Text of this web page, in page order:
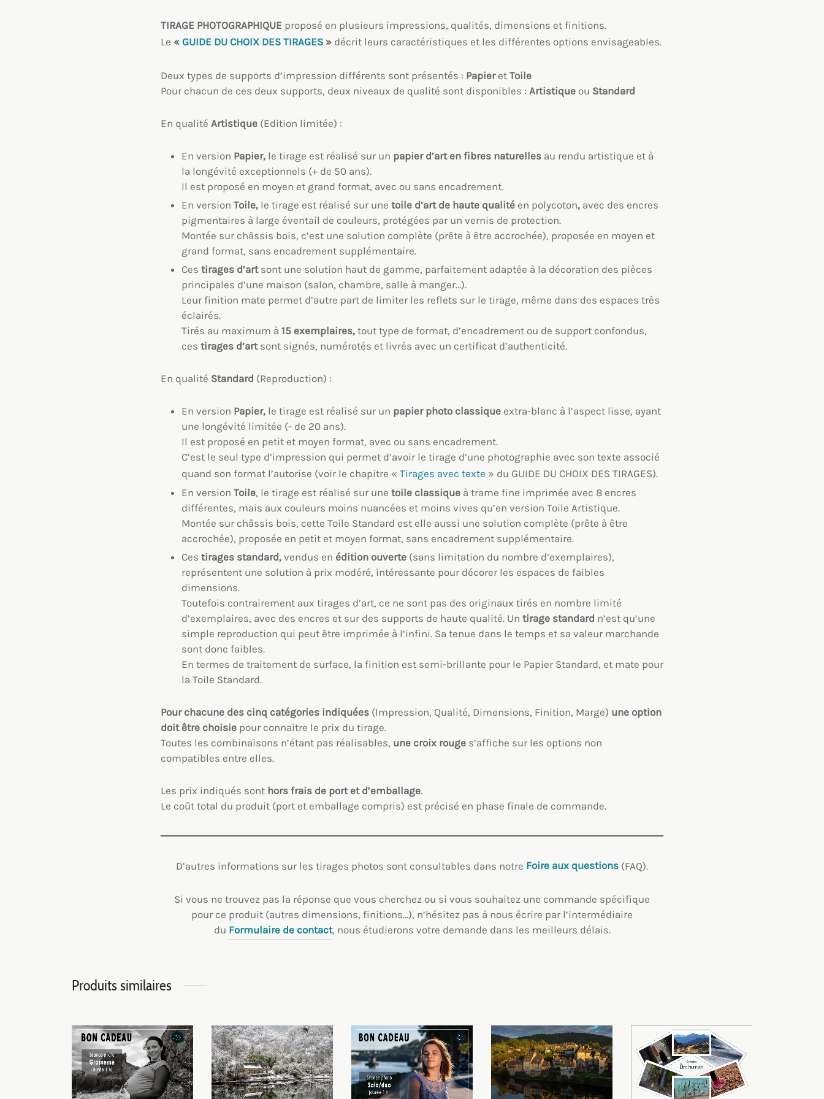
TIRAGE PHOTOGRAPHIQUE proposé en plusieurs impressions, qualités, dimensions et finitions.
Le « GUIDE DU CHOIX DES TIRAGES » décrit leurs caractéristiques et les différentes options envisageables.
Deux types de supports d’impression différents sont présentés : Papieret Toile
Pour chacun de ces deux supports, deux niveaux de qualité sont disponibles : Artistique ou Standard
En qualité Artistique (Edition limitée) :
En version Papier, le tirage est réalisé sur un papier d’art en fibres naturelles au rendu artistique et à
la longévité exceptionnels (+ de 50 ans).
Il est proposé en moyen et grand format, avec ou sans encadrement.
En version Toile, le tirage est réalisé sur une toile d’art de haute qualité en polycoton,avec des encres
pigmentaires à large éventail de couleurs, protégées par un vernis de protection.
Montée sur châssis bois, c’est une solution complète (prête à être accrochée), proposée en moyen et
grand format, sans encadrement supplémentaire.
Ces tirages d’artsont une solution haut de gamme, parfaitement adaptée à la décoration des pièces
principales d’une maison (salon, chambre, salle à manger…).
Leur finition mate permet d’autre part de limiter les reflets sur le tirage, même dans des espaces très
éclairés.
Tirés au maximum à 15 exemplaires, tout type de format, d’encadrement ou de support confondus,
ces tirages d’artsont signés, numérotés et livrés avec un certificat d’authenticité.
En qualité Standard (Reproduction) :
En version Papier, le tirage est réalisé sur un papier photo classique extra-blanc à l’aspect lisse, ayant
une longévité limitée (- de 20 ans).
Il est proposé en petit et moyen format, avec ou sans encadrement.
C’est le seul type d’impression qui permet d’avoir le tirage d’une photographie avec son texte associé
quand son format l’autorise (voir le chapitre « Tirages avec texte » du GUIDE DU CHOIX DES TIRAGES).
En version Toile, le tirage est réalisé sur une toile classique à trame fine imprimée avec 8 encres
différentes, mais aux couleurs moins nuancées et moins vives qu’en version Toile Artistique.
Montée sur châssis bois, cette Toile Standard est elle aussi une solution complète (prête à être
accrochée), proposée en petit et moyen format, sans encadrement supplémentaire.
Ces tirages standard, vendus en édition ouverte(sans limitation du nombre d’exemplaires),
représentent une solution à prix modéré, intéressante pour décorer les espaces de faibles
dimensions.
Toutefois contrairement aux tirages d’art, ce ne sont pas des originaux tirés en nombre limité
d’exemplaires, avec des encres et sur des supports de haute qualité. Un tirage standard n’est qu’une
simple reproduction qui peut être imprimée à l’infini. Sa tenue dans le temps et sa valeur marchande
sont donc faibles.
En termes de traitement de surface, la finition est semi-brillante pour le Papier Standard, et mate pour
la Toile Standard.
Pour chacune des cinq catégories indiquées (Impression, Qualité, Dimensions, Finition, Marge) une option
doit être choisie pour connaitre le prix du tirage.
Toutes les combinaisons n’étant pas réalisables, une croix rouge s’affiche sur les options non
compatibles entre elles.
Les prix indiqués sont hors frais de port et d’emballage.
Le coût total du produit (port et emballage compris) est précisé en phase finale de commande.
D’autres informations sur les tirages photos sont consultables dans notre Foire aux questions (FAQ).
Si vous ne trouvez pas la réponse que vous cherchez ou si vous souhaitez une commande spécifique
pour ce produit (autres dimensions, finitions…), n’hésitez pas à nous écrire par l’intermédiaire
du Formulaire de contact, nous étudierons votre demande dans les meilleurs délais.
Produits similaires